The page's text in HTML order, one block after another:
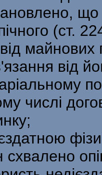
що
(ст.
майнових
від
числі
схвалено